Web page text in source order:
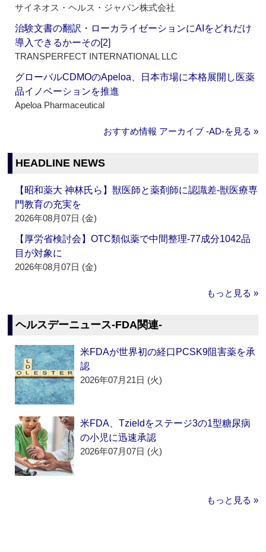
サイネオス・ヘルス・ジャパン株式会社
治験文書の翻訳・ローカライゼーションにAIをどれだけ
導入できるかーその[2]
TRANSPERFECT INTERNATIONAL LLC
グローバルCDMOのApeloa、日本市場に本格展開し医薬
品イノベーションを推進
Apeloa Pharmaceutical
おすすめ情報 アーカイブ ‐AD‐を見る »
HEADLINE NEWS
【昭和薬大 神林氏ら】獣医師と薬剤師に認識差‐獣医療専
門教育の充実を
2026年08月07日 (金)
【厚労省検討会】OTC類似薬で中間整理‐77成分1042品
目が対象に
2026年08月07日 (金)
もっと見る »
ヘルスデーニュース‐FDA関連‐
米FDAが世界初の経口PCSK9阻害薬を承
認
2026年07月21日 (火)
米FDA、Tzieldをステージ3の1型糖尿病
の小児に迅速承認
2026年07月07日 (火)
もっと見る »